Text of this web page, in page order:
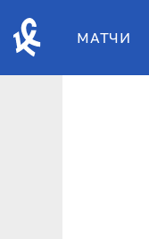
МАТЧИ